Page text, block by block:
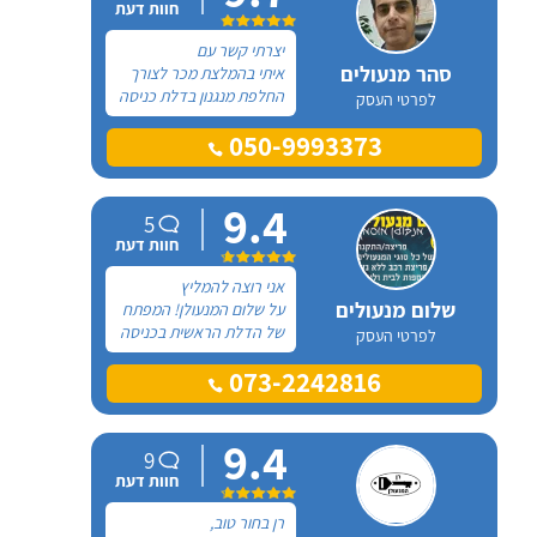
סהר מנעולים
לפרטי העסק
חוות דעת
יצרתי קשר עם
איתי בהמלצת מכר לצורך
החלפת מנגנון בדלת כניסה
לדירתי והוא היה בין הזולים
אז לקחתי אותו. אני שמח
שבחרתי בשירותיו של איתי!050-9993373
שלום מנעולים
לפרטי העסק
9.4
5
חוות דעת
אני רוצה להמליץ
על שלום המנעולן! המפתח
של הדלת הראשית בכניסה
לבית נשבר בתוך המנעול
והבן שלי היה תקוע בפנים.
היינו חייבים לצאת וחיפשתי
להגיע כמה שיותר מהר.
073-2242816
9.4
9
חוות דעת
רן בחור טוב,